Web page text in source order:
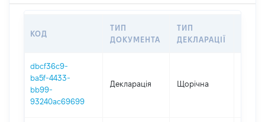
КОД
ТИП
ДОКУМЕНТА
ТИП
ДЕКЛАРАЦІЇ
dbcf36c9-
ba5f-4433-
bb99-
93240ac69699
Декларація Щорічна